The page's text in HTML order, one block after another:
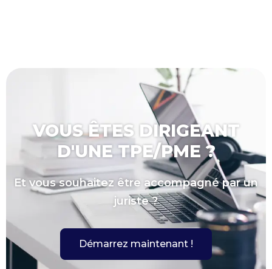
VOUS ÊTES DIRIGEANT
D'UNE TPE/PME ?
Et vous souhaitez être accompagné par un
juriste ?
Démarrez maintenant !